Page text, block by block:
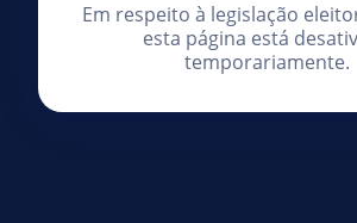
Em respeito à legislação
esta página está
temporariamente.